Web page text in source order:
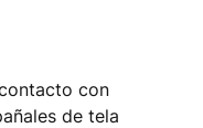
con
de tela